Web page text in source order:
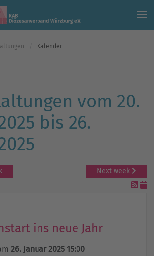
content
Kalender
vom 20.
bis 26.
Next week
ins neue Jahr
26. Januar 2025 15:00